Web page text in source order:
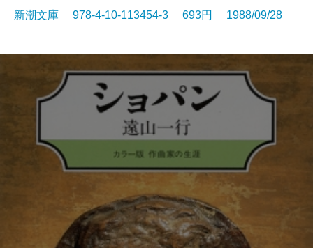
新潮文庫 978-4-10-113454-3 693円 1988/09/28